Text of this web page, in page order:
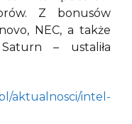
Z bonusów
NEC, a także
– ustaliła
aktualnosci/intel-